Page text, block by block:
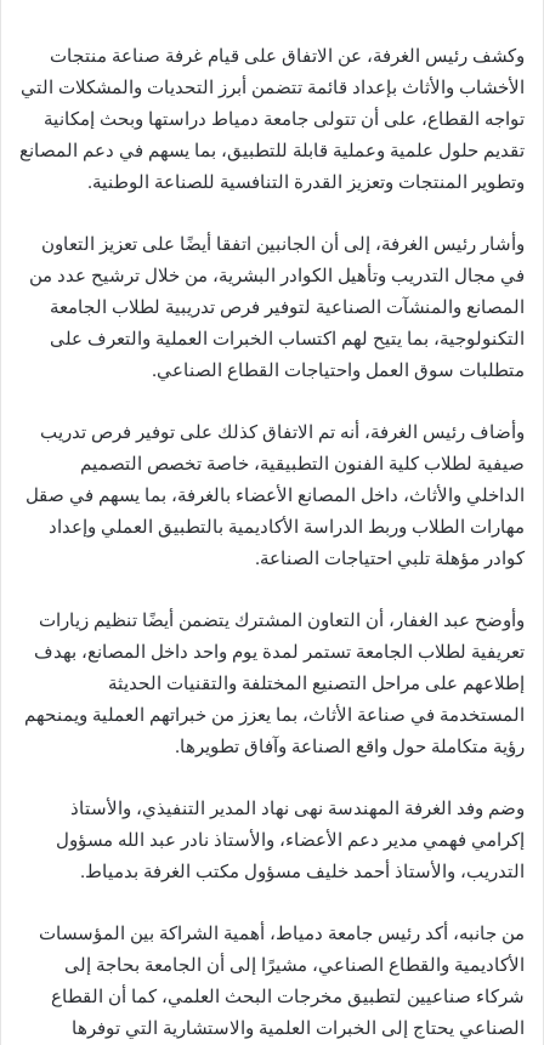
وكشف رئيس الغرفة، عن الاتفاق على قيام غرفة صناعة منتجات
الأخشاب والأثاث بإعداد قائمة تتضمن أبرز التحديات والمشكلات التي
تواجه القطاع، على أن تتولى جامعة دمياط دراستها وبحث إمكانية
تقديم حلول علمية وعملية قابلة للتطبيق، بما يسهم في دعم المصانع
وتطوير المنتجات وتعزيز القدرة التنافسية للصناعة الوطنية.
وأشار رئيس الغرفة، إلى أن الجانبين اتفقا أيضًا على تعزيز التعاون
في مجال التدريب وتأهيل الكوادر البشرية، من خلال ترشيح عدد من
المصانع والمنشآت الصناعية لتوفير فرص تدريبية لطلاب الجامعة
التكنولوجية، بما يتيح لهم اكتساب الخبرات العملية والتعرف على
متطلبات سوق العمل واحتياجات القطاع الصناعي.
وأضاف رئيس الغرفة، أنه تم الاتفاق كذلك على توفير فرص تدريب
صيفية لطلاب كلية الفنون التطبيقية، خاصة تخصص التصميم
الداخلي والأثاث، داخل المصانع الأعضاء بالغرفة، بما يسهم في صقل
مهارات الطلاب وربط الدراسة الأكاديمية بالتطبيق العملي وإعداد
كوادر مؤهلة تلبي احتياجات الصناعة.
وأوضح عبد الغفار، أن التعاون المشترك يتضمن أيضًا تنظيم زيارات
تعريفية لطلاب الجامعة تستمر لمدة يوم واحد داخل المصانع، بهدف
إطلاعهم على مراحل التصنيع المختلفة والتقنيات الحديثة
المستخدمة في صناعة الأثاث، بما يعزز من خبراتهم العملية ويمنحهم
رؤية متكاملة حول واقع الصناعة وآفاق تطويرها.
وضم وفد الغرفة المهندسة نهى نهاد المدير التنفيذي، والأستاذ
إكرامي فهمي مدير دعم الأعضاء، والأستاذ نادر عبد الله مسؤول
التدريب، والأستاذ أحمد خليف مسؤول مكتب الغرفة بدمياط.
من جانبه، أكد رئيس جامعة دمياط، أهمية الشراكة بين المؤسسات
الأكاديمية والقطاع الصناعي، مشيرًا إلى أن الجامعة بحاجة إلى
شركاء صناعيين لتطبيق مخرجات البحث العلمي، كما أن القطاع
الصناعي يحتاج إلى الخبرات العلمية والاستشارية التي توفرها